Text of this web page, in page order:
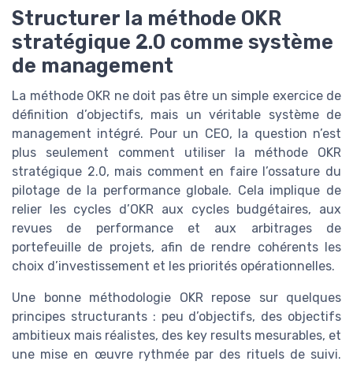
Structurer la méthode OKR
stratégique 2.0 comme système
de management
La méthode OKR ne doit pas être un simple exercice de
définition d’objectifs, mais un véritable système de
management intégré. Pour un CEO, la question n’est
plus seulement comment utiliser la méthode OKR
stratégique 2.0, mais comment en faire l’ossature du
pilotage de la performance globale. Cela implique de
relier les cycles d’OKR aux cycles budgétaires, aux
revues de performance et aux arbitrages de
portefeuille de projets, afin de rendre cohérents les
choix d’investissement et les priorités opérationnelles.
Une bonne méthodologie OKR repose sur quelques
principes structurants : peu d’objectifs, des objectifs
ambitieux mais réalistes, des key results mesurables, et
une mise en œuvre rythmée par des rituels de suivi.